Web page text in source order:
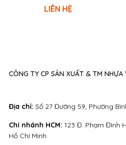
LIÊN HỆ
Địa chỉ: Số 27 Đường 59, Phường
CÔNG TY CP SẢN XUẤT & TM NHỰA
Chi nhánh HCM: 123 Đ. Phạm Đình
Hồ Chí Minh